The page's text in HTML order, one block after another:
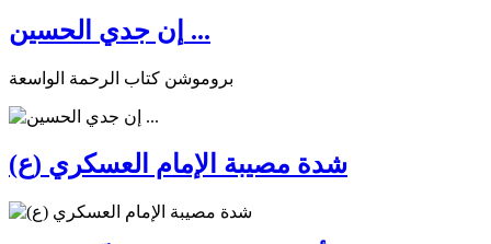
إن جدي الحسين ...
بروموشن كتاب الرحمة الواسعة
شدة مصيبة الإمام العسكري (ع)